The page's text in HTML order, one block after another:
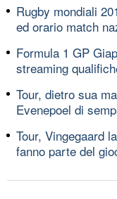
Rugby mondiali
ed orario match
Formula 1 GP
streaming
Tour, dietro sua
Evenepoel di
Tour, Vingegaard
fanno parte del